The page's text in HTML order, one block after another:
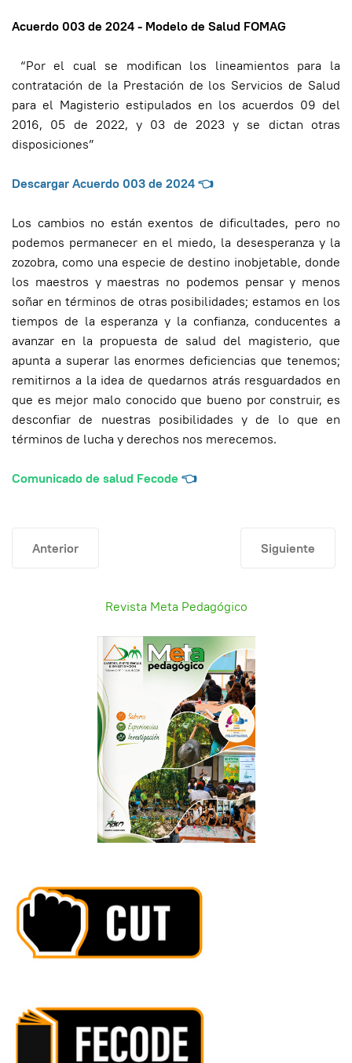
Acuerdo 003 de 2024 - Modelo de Salud FOMAG
“Por el cual se modifican los lineamientos para la
contratación de la Prestación de los Servicios de Salud
para el Magisterio estipulados en los acuerdos 09 del
2016, 05 de 2022, y 03 de 2023 y se dictan otras
disposiciones”
Descargar Acuerdo 003 de 2024👈
Los cambios no están exentos de dificultades, pero no
podemos permanecer en el miedo, la desesperanza y la
zozobra, como una especie de destino inobjetable, donde
los maestros y maestras no podemos pensar y menos
soñar en términos de otras posibilidades; estamos en los
tiempos de la esperanza y la confianza, conducentes a
avanzar en la propuesta de salud del magisterio, que
apunta a superar las enormes deficiencias que tenemos;
remitirnos a la idea de quedarnos atrás resguardados en
que es mejor malo conocido que bueno por construir, es
desconfiar de nuestras posibilidades y de lo que en
términos de lucha y derechos nos merecemos.
Comunicado de salud Fecode 👈
Artículo anterior: Gran Feria de "Vivienda Docente" FNA
Anterior Artículo
Siguiente
Revista Meta Pedagógico